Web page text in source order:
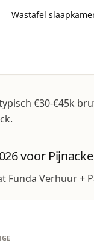
Wastafel
€30-€45k
voor
Funda Verhuur +